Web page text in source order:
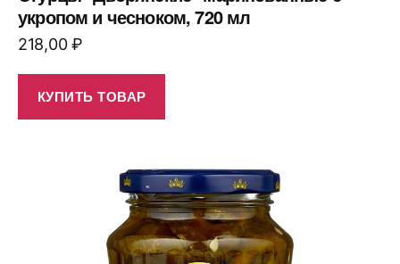
укропом и чесноком, 720 мл
218,00₽
КУПИТЬ ТОВАР